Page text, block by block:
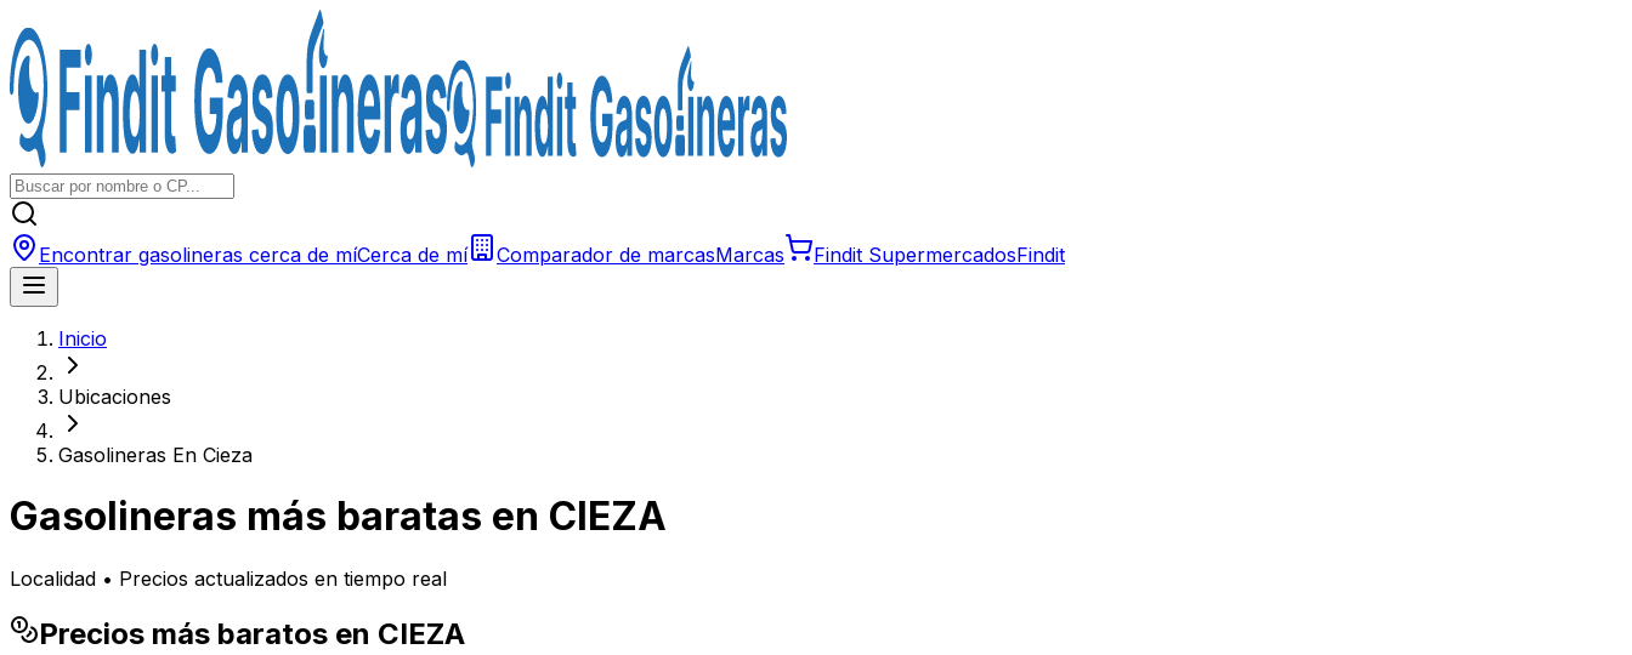
Encontrar gasolineras cerca de míCerca de mí Comparador de marcasMarcas Findit SupermercadosFindit
Inicio
Ubicaciones
Gasolineras En Cieza
Gasolineras más baratas en CIEZA
Localidad • Precios actualizados en tiempo real
Precios más baratos en CIEZA